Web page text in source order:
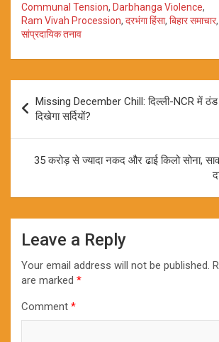
Communal Tension, Darbhanga Violence,
Ram Vivah Procession, दरभंगा हिंसा, बिहार समाचार,
सांप्रदायिक तनाव
navigation
Missing December Chill: दिल्ली-NCR में
दिखेगा सर्दियों?
35 करोड़ से ज्यादा नकद और ढाई किलो सोना,
Leave a Reply
Your email address will not be published.
are marked *
Comment *